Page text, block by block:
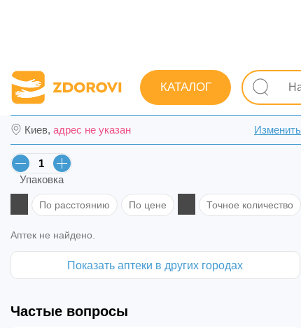
КАТАЛОГ
Поиск лекарств Лекарства Противопростудные
Арида сухая микстура от кашля для
Киев, адрес не указан Изменить
Упаковка
По расстоянию По цене Точное количество
Аптек не найдено.
Показать аптеки в других городах
Частые вопросы